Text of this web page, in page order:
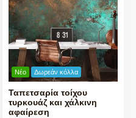
Νέο Δωρεάν κόλλα
Ταπετσαρία τοίχου
τυρκουάζ και χάλκινη
αφαίρεση